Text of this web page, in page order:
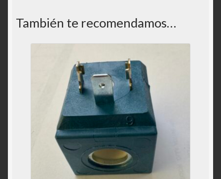
También te recomendamos…